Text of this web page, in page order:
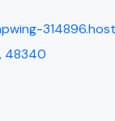
48340